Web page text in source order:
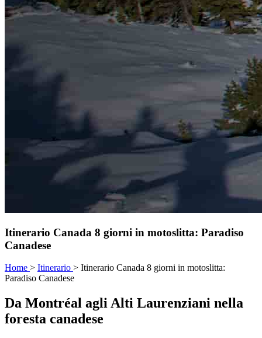
Itinerario Canada 8 giorni in motoslitta: Paradiso
Canadese
Home > Itinerario > Itinerario Canada 8 giorni in motoslitta:
Paradiso Canadese
Da Montréal agli Alti Laurenziani nella
foresta canadese